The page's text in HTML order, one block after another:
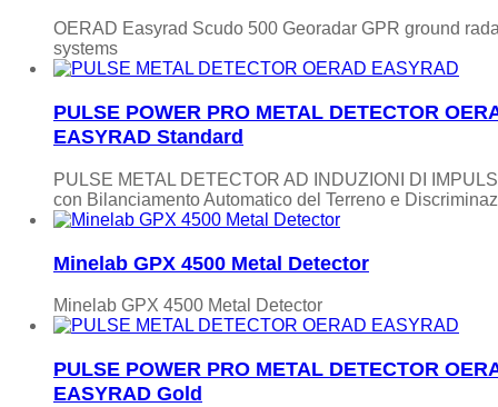
OERAD Easyrad Scudo 500 Georadar GPR ground
systems
PULSE POWER PRO METAL DETECTOR
EASYRAD Standard
PULSE METAL DETECTOR AD INDUZIONI DI
con Bilanciamento Automatico del Terreno e
Minelab GPX 4500 Metal Detector
Minelab GPX 4500 Metal Detector
PULSE POWER PRO METAL DETECTOR
EASYRAD Gold